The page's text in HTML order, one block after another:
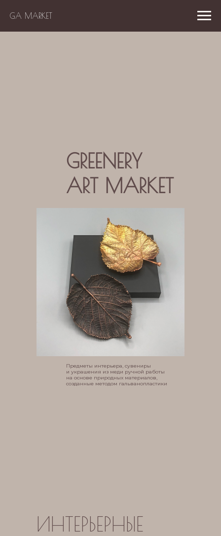
GA MARKET
Предметы интерьера, сувениры
и украшения из меди ручной работы
на основе природных материалов,
созданные методом гальванопластики
GREENERY
ART MARKET
ИНТЕРЬЕРНЫЕ